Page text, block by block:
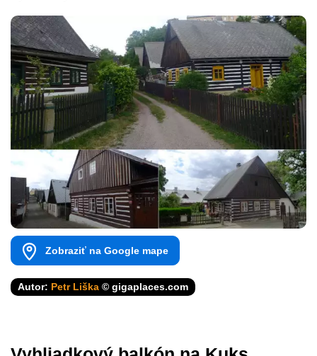
Zobraziť na Google mape
Autor: Petr Liška © gigaplaces.com